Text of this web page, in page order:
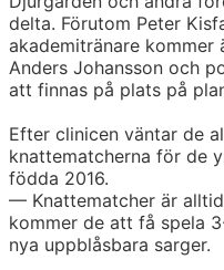
delta. Förutom Peter
akademitränare kommer
Anders Johansson och
att finnas på plats på
Efter clinicen väntar de
knattematcherna för de
födda 2016.
— Knattematcher är
kommer de att få spela
nya uppblåsbara sarger.